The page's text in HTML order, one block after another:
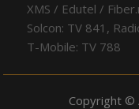
XMS / Edutel /
Solcon: TV 841,
T-Mobile: TV 788
Copyright ©